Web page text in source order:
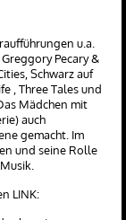
u.a.
Pecary &
Schwarz auf
, Three Tales und
Mädchen mit
auch
gemacht. Im
und seine Rolle
LINK: